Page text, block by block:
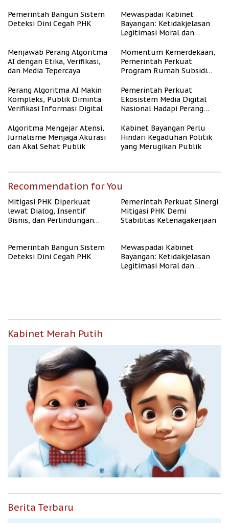
Pemerintah Bangun Sistem
Deteksi Dini Cegah PHK
Mewaspadai Kabinet
Bayangan: Ketidakjelasan
Legitimasi Moral dan
Menjawab Perang Algoritma
AI dengan Etika, Verifikasi,
dan Media Tepercaya
Momentum Kemerdekaan,
Pemerintah Perkuat
Program Rumah Subsidi
Berpenghasilan Rendah
Perang Algoritma AI Makin
Kompleks, Publik Diminta
Verifikasi Informasi Digital
Pemerintah Perkuat
Ekosistem Media Digital
Nasional Hadapi Perang
Algoritma Mengejar Atensi,
Jurnalisme Menjaga Akurasi
dan Akal Sehat Publik
Kabinet Bayangan Perlu
Hindari Kegaduhan Politik
yang Merugikan Publik
Recommendation for You
Mitigasi PHK Diperkuat
lewat Dialog, Insentif
Bisnis, dan Perlindungan
Pemerintah Perkuat Sinergi
Mitigasi PHK Demi
Stabilitas Ketenagakerjaan
Pemerintah Bangun Sistem
Deteksi Dini Cegah PHK
Mewaspadai Kabinet
Bayangan: Ketidakjelasan
Legitimasi Moral dan
Kabinet Merah Putih
Berita Terbaru